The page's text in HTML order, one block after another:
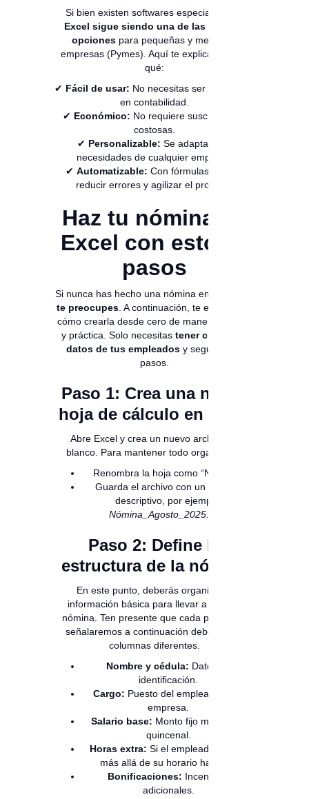
Si bien existen softwares especializados,
Excel sigue siendo una de las mejores
opcionespara pequeñas y medianas
empresas (Pymes). Aquí te explicamos por
qué:
✔ Fácil de usar: No necesitas ser un experto
en contabilidad.
✔ Económico: No requiere suscripciones
costosas.
✔ Personalizable: Se adapta a las
necesidades de cualquier empresa.
✔ Automatizable: Con fórmulas puedes
reducir errores y agilizar el proceso.
Haz tu nómina en
Excel con estos 7
pasos
Si nunca has hecho una nómina en Excel,
te preocupes . A continuación, te explicamos
cómo crearla desde cero de manera sencilla
y práctica. Solo necesitas tener claros los
datos de tus empleadosy seguir estos
pasos.
Paso 1: Crea una nueva
hoja de cálculo en Excel
Abre Excel y crea un nuevo archivo en
blanco. Para mantener todo organizado:
Renombra la hoja como “Nómina”.
Guarda el archivo con un nombre
descriptivo, por ejemplo:
Nómina_Agosto_2025.xlsx
Paso 2: Define la
estructura de la nómina
En este punto, deberás organizar la
información básica para llevar a cabo la
nómina. Ten presente que cada punto que
señalaremos a continuación deberá ir en
columnas diferentes.
Nombre y cédula: Datos de
identificación.
Cargo: Puesto del empleado en la
empresa.
Salario base: Monto fijo mensual o
quincenal.
Horas extra: Si el empleado trabajó
más allá de su horario habitual.
Bonificaciones: Incentivos
adicionales.